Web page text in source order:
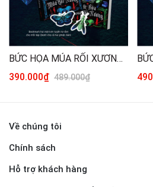
BỨC HỌA MÚA RỐI XƯƠNG - TÁI BẢN 2026 (TRỌN BỘ 2 TẬP) [THƯỜNG]
390.000₫ 489.000₫
Về chúng tôi
Chính sách
Hỗ trợ khách hàng